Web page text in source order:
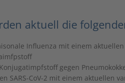
aktuell die
Influenza mit einem
gegen
SARS-CoV-2 mit einem aktuellen